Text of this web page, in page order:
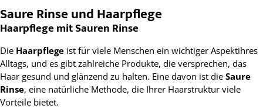
Saure Rinse und Haarpflege
Haarpflege mit Sauren Rinse
Die Haarpflege ist für viele Menschen ein wichtiger Aspektihres
Alltags, und es gibt zahlreiche Produkte, die versprechen, das
Haar gesund und glänzend zu halten. Eine davon ist die Saure
Rinse, eine natürliche Methode, die Ihrer Haarstruktur viele
Vorteile bietet.